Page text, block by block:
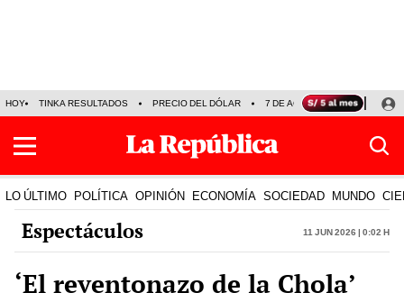
HOY TINKA RESULTADOS PRECIO DEL DÓLAR 7 DE AGOSTO OLLANTA
LO ÚLTIMO POLÍTICA OPINIÓN ECONOMÍA SOCIEDAD MUNDO
Espectáculos 11 Jun 2026 | 0:02 h
‘El reventonazo de la Chola’